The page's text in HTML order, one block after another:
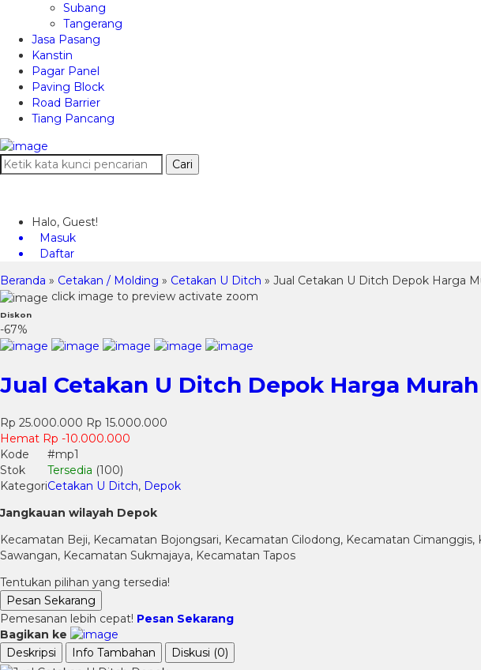
Subang
Tangerang
Jasa Pasang
Kanstin
Pagar Panel
Paving Block
Road Barrier
Tiang Pancang
Cari
Halo, Guest!
Masuk
Daftar
Beranda » Cetakan / Molding » Cetakan U Ditch » Jual Cetakan U Ditch Depok Harga
click image to preview activate zoom
Diskon
-67%
Jual Cetakan U Ditch Depok Harga
Rp 25.000.000 Rp 15.000.000
Hemat Rp -10.000.000
Kode
#mp1
Stok
Tersedia (100)
KategoriCetakan U Ditch, Depok
Jangkauan wilayah Depok
Kecamatan Beji, Kecamatan Bojongsari, Kecamatan Cilodong, Kecamatan
Sawangan, Kecamatan Sukmajaya, Kecamatan Tapos
Tentukan pilihan yang tersedia!
Pesan Sekarang
Pemesanan lebih cepat! Pesan Sekarang
Bagikan ke
Deskripsi
Info Tambahan Diskusi (0)